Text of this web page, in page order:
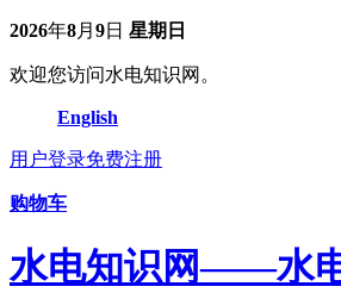
2026年8月 9日 星期日
欢迎您访问水电知识网。
English
用户登录免费注册
购物车
水电知识网——水